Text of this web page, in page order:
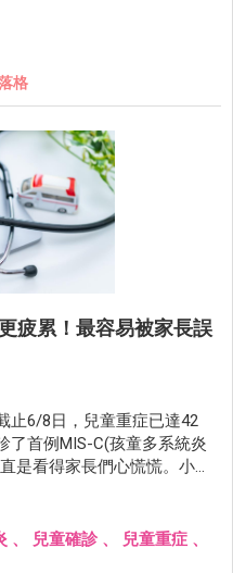
格
疲累！最容易被家長誤
止6/8日，兒童重症已達42
了首例MIS-C(孩童多系統炎
是看得家長們心慌慌。小兒
背景下，確診者無法到診所
1-2 小時，這時候家長就需
況。以下小兒科醫師整理
孩子衝急診但誤解成重症
、 兒童確診 、 兒童重症 、